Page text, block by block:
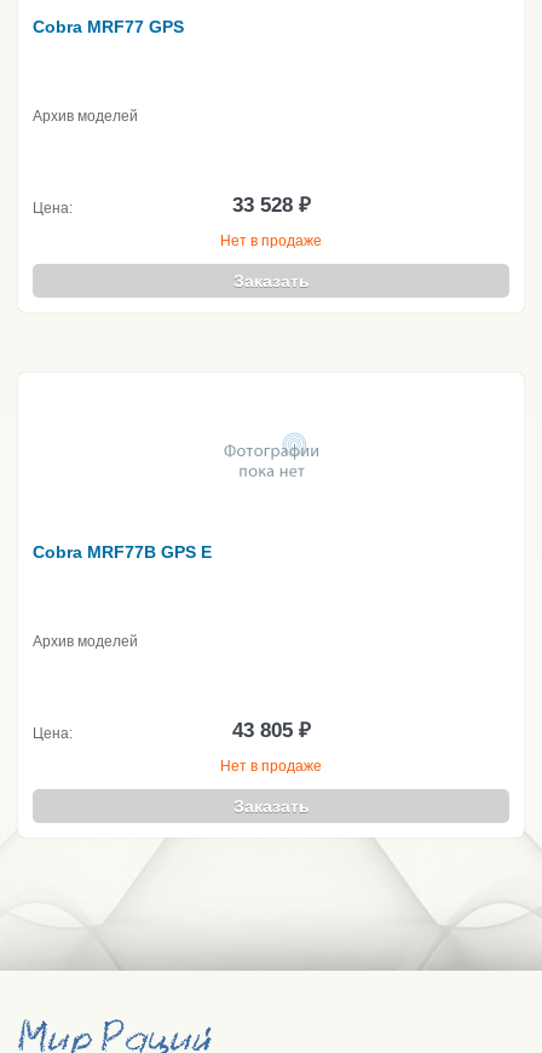
Cobra MRF77 GPS
Архив моделей
Цена: 33 528 ₽
Нет в продаже
Заказать
Cobra MRF77B GPS E
Архив моделей
Цена: 43 805 ₽
Нет в продаже
Заказать